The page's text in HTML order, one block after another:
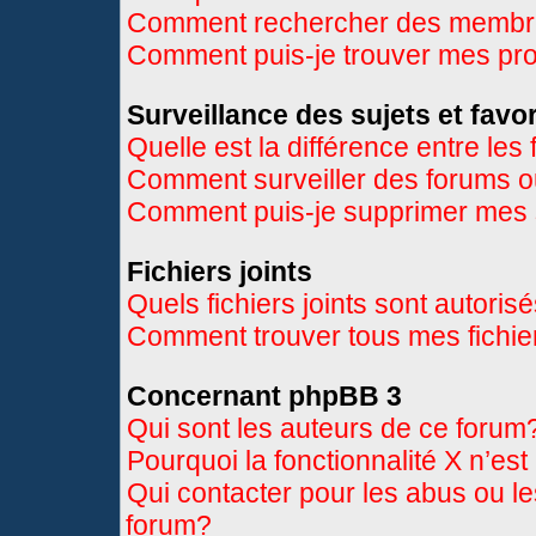
Comment rechercher des
Comment puis-je trouver mes
Surveillance des sujets et
Quelle est la différence entre
Comment surveiller des forums
Comment puis-je supprimer
Fichiers joints
Quels fichiers joints sont
Comment trouver tous mes
Concernant phpBB 3
Qui sont les auteurs de ce
Pourquoi la fonctionnalité X
Qui contacter pour les abus ou
forum?